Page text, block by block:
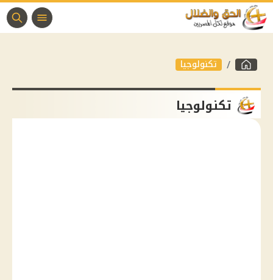
تكنولوجيا
تكنولوجيا